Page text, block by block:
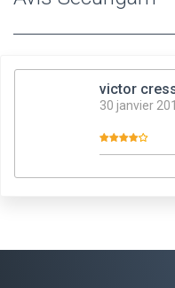
victor
30 janvier